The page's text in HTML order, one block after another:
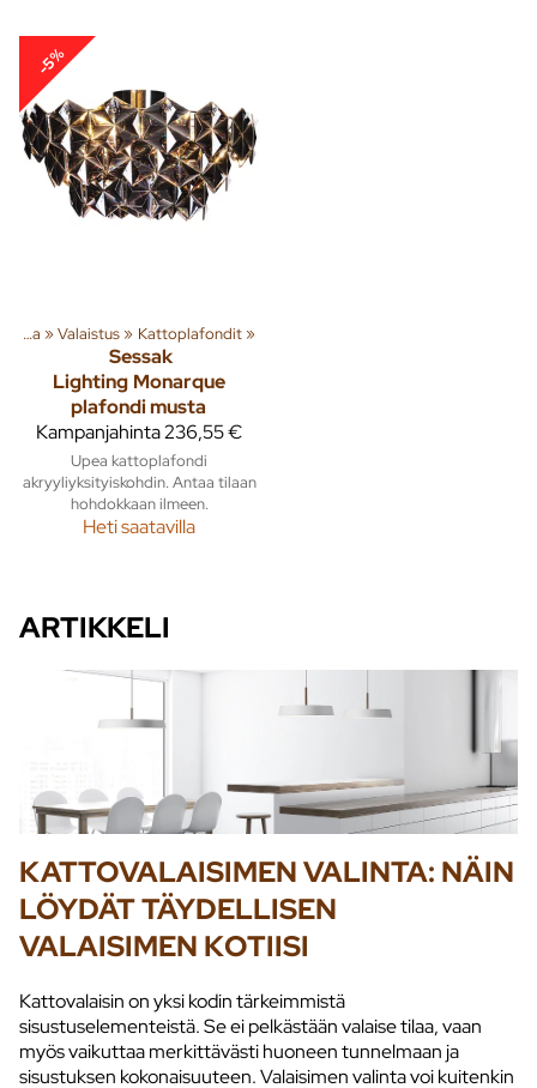
-5%
Sisusta ‪»Valaistus‪» Kattoplafondit‪»
Sessak
Lighting Monarque
plafondi musta
Kampanjahinta236,55 €
Upea kattoplafondi
akryyliyksityiskohdin. Antaa tilaan
hohdokkaan ilmeen.
Heti saatavilla
ARTIKKELI
KATTOVALAISIMEN VALINTA: NÄIN
LÖYDÄT TÄYDELLISEN
VALAISIMEN KOTIISI
Kattovalaisin on yksi kodin tärkeimmistä
sisustuselementeistä. Se ei pelkästään valaise tilaa, vaan
myös vaikuttaa merkittävästi huoneen tunnelmaan ja
sisustuksen kokonaisuuteen. Valaisimen valinta voi kuitenkin